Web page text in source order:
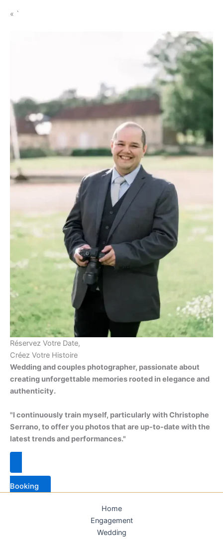
« `
Réservez Votre Date,
Créez Votre Histoire
Wedding and couples photographer, passionate about
creating unforgettable memories rooted in elegance and
authenticity.
"I continuously train myself, particularly with Christophe
Serrano, to offer you photos that are up-to-date with the
latest trends and performances."
Booking
Home
Engagement
Wedding